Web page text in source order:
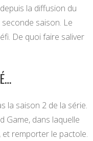
la diffusion du
saison. Le
De quoi faire saliver
la saison 2 de la série.
Game, dans laquelle
remporter le pactole.